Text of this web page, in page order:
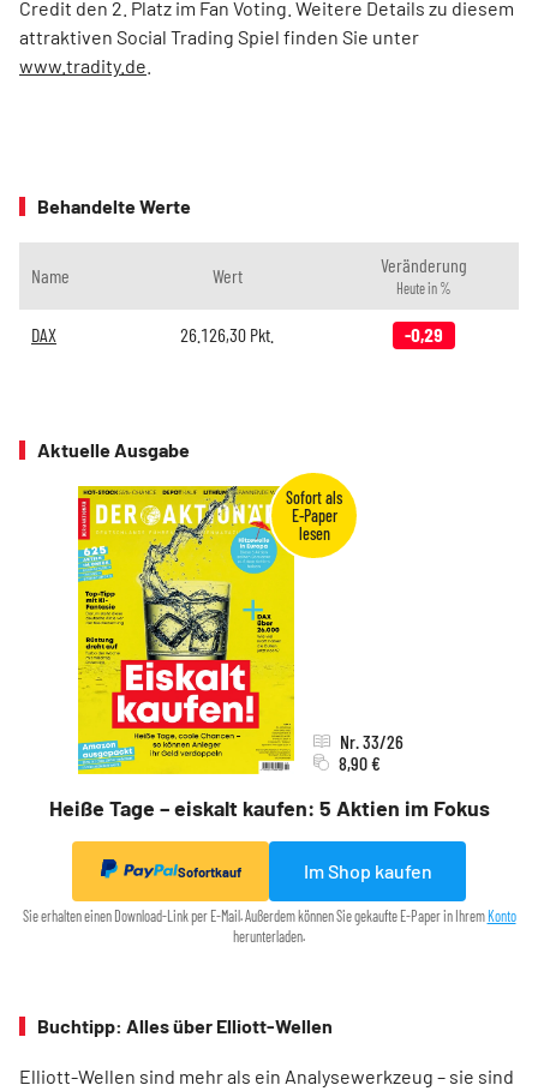
Credit den 2. Platz im Fan Voting. Weitere Details zu diesem
attraktiven Social Trading Spiel finden Sie unter
www.tradity.de
Behandelte Werte
Name Wert Veränderung
Heute in %
DAX 26.126,30 Pkt. -0,29
Aktuelle Ausgabe
Heiße Tage – eiskalt kaufen: 5 Aktien im Fokus
Nr. 33/26
8,90 €
Sofortkauf Im Shop kaufen
Sie erhalten einen Download-Link per E-Mail. Außerdem können Sie gekaufte E-Paper in Ihrem Konto
herunterladen.
Buchtipp: Alles über Elliott-Wellen
Elliott-Wellen sind mehr als ein Analysewerkzeug – sie sind